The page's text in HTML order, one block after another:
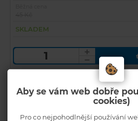
Aby se vám web dobře
cookies)
Pro co nejpohodlnější používání
SKLADEM
Novinka